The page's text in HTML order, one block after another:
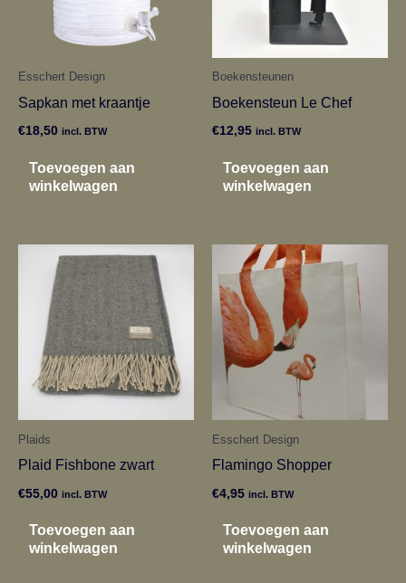
Esschert Design
Sapkan met kraantje
€18,50 incl. BTW
Toevoegen aan
winkelwagen
Boekensteunen
Boekensteun Le Chef
€12,95 incl. BTW
Toevoegen aan
winkelwagen
Plaids
Plaid Fishbone zwart
€55,00 incl. BTW
Toevoegen aan
winkelwagen
Esschert Design
Flamingo Shopper
€4,95 incl. BTW
Toevoegen aan
winkelwagen